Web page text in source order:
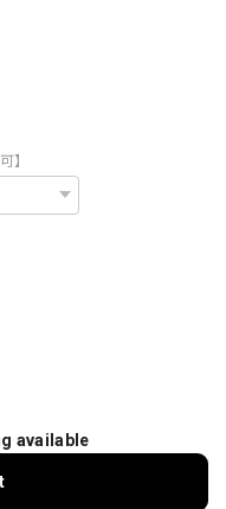
】
available